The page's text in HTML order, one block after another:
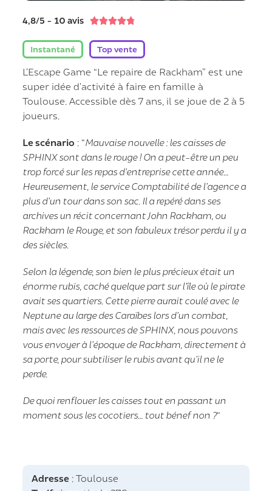
4,8/5 - 10 avis 
Instantané Top vente
L’Escape Game “Le repaire de Rackham” est une
super idée d’activité à faire en famille à
Toulouse. Accessible dès 7 ans, il se joue de 2 à 5
joueurs.
Le scénario : “Mauvaise nouvelle : les caisses de
SPHINX sont dans le rouge ! On a peut-être un peu
trop forcé sur les repas d’entreprise cette année…
Heureusement, le service Comptabilité de l’agence a
plus d’un tour dans son sac. Il a repéré dans ses
archives un récit concernant John Rackham, ou
Rackham le Rouge, et son fabuleux trésor perdu il y a
des siècles.
Selon la légende, son bien le plus précieux était un
énorme rubis, caché quelque part sur l’île où le pirate
avait ses quartiers. Cette pierre aurait coulé avec le
Neptune au large des Caraïbes lors d’un combat,
mais avec les ressources de SPHINX, nous pouvons
vous envoyer à l’époque de Rackham, directement à
sa porte, pour subtiliser le rubis avant qu’il ne le
perde.
De quoi renflouer les caisses tout en passant un
moment sous les cocotiers… tout bénef non ?“
Adresse : Toulouse